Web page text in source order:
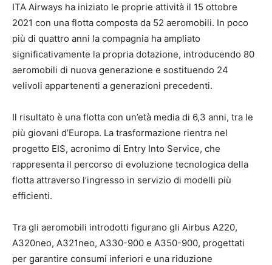
ITA Airways ha iniziato le proprie attività il 15 ottobre
2021 con una flotta composta da 52 aeromobili. In poco
più di quattro anni la compagnia ha ampliato
significativamente la propria dotazione, introducendo 80
aeromobili di nuova generazione e sostituendo 24
velivoli appartenenti a generazioni precedenti.
Il risultato è una flotta con un’età media di 6,3 anni, tra le
più giovani d’Europa. La trasformazione rientra nel
progetto EIS, acronimo di Entry Into Service, che
rappresenta il percorso di evoluzione tecnologica della
flotta attraverso l’ingresso in servizio di modelli più
efficienti.
Tra gli aeromobili introdotti figurano gli Airbus A220,
A320neo, A321neo, A330-900 e A350-900, progettati
per garantire consumi inferiori e una riduzione